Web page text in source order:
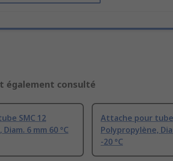
également consulté
SMC 12
6 mm 60 °C
Attache pour tube
Polypropylène,
-20 °C